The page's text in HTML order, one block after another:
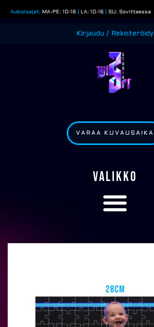
sisältöön
Aukioloajat: MA-PE: 10-18 | LA: 10-16 | SU: Sovittaessa
Kirjaudu / Rekisteröidy
VARAA KUVAUSAIKA
VALIKKO